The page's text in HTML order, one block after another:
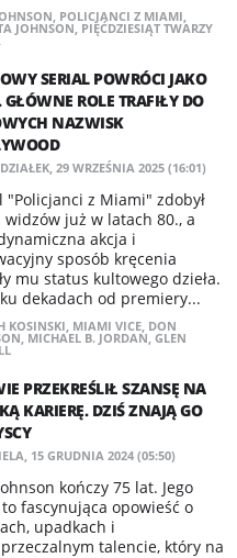
, POLICJANCI Z MIAMI,
JOHNSON, PIĘĆDZIESIĄT TWARZY
SERIAL POWRÓCI JAKO
GŁÓWNE ROLE TRAFIŁY DO
NAZWISK
29 WRZEŚNIA 2025 (16:01)
"Policjanci z Miami" zdobył
widzów już w latach 80., a
akcja i
sposób kręcenia
mu status kultowego dzieła.
dekadach od premiery...
KOSINSKI, MIAMI VICE, DON
, MICHAEL B. JORDAN, GLEN
PRZEKREŚLIŁ SZANSĘ NA
KARIERĘ. DZIŚ ZNAJĄ GO
15 GRUDNIA 2024 (05:50)
kończy 75 lat. Jego
fascynująca opowieść o
upadkach i
talencie, który na